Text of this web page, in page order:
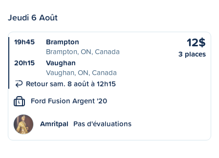
Jeudi 6 Août
19h45
Brampton
Brampton, ON, Canada
20h15
Vaughan
Vaughan, ON, Canada
Retour sam. 8 août à 12h15
12$
3 places
L Ford Fusion Argent '20
Amritpal Pas d'évaluations